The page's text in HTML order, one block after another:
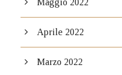
Maggio 2022
Aprile 2022
Marzo 2022